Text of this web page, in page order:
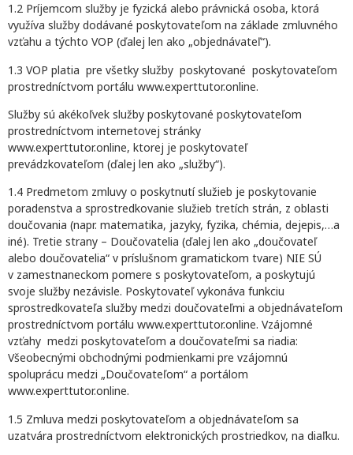
1.2 Príjemcom služby je fyzická alebo právnická osoba, ktorá
využíva služby dodávané poskytovateľom na základe zmluvného
vzťahu a týchto VOP (ďalej len ako „objednávateľ“).
1.3 VOP platia pre všetky služby poskytované poskytovateľom
prostredníctvom portálu www.experttutor.online.
Služby sú akékoľvek služby poskytované poskytovateľom
prostredníctvom internetovej stránky
www.experttutor.online, ktorej je poskytovateľ
prevádzkovateľom (ďalej len ako „služby“).
1.4 Predmetom zmluvy o poskytnutí služieb je poskytovanie
poradenstva a sprostredkovanie služieb tretích strán, z oblasti
doučovania (napr. matematika, jazyky, fyzika, chémia, dejepis,…a
iné). Tretie strany – Doučovatelia (ďalej len ako „doučovateľ
alebo doučovatelia“ v príslušnom gramatickom tvare) NIE SÚ
v zamestnaneckom pomere s poskytovateľom, a poskytujú
svoje služby nezávisle. Poskytovateľ vykonáva funkciu
sprostredkovateľa služby medzi doučovateľmi a objednávateľom
prostredníctvom portálu www.experttutor.online. Vzájomné
vzťahy medzi poskytovateľom a doučovateľmi sa riadia:
Všeobecnými obchodnými podmienkami pre vzájomnú
spoluprácu medzi „Doučovateľom“ a portálom
www.experttutor.online.
1.5 Zmluva medzi poskytovateľom a objednávateľom sa
uzatvára prostredníctvom elektronických prostriedkov, na diaľku.